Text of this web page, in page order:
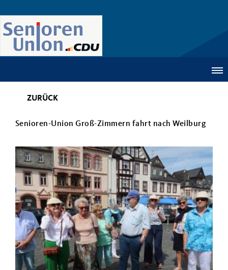
ZURÜCK
Senioren-Union Groß-Zimmern fahrt nach Weilburg